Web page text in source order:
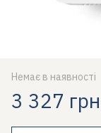
Немає в наявності
3 327 грн